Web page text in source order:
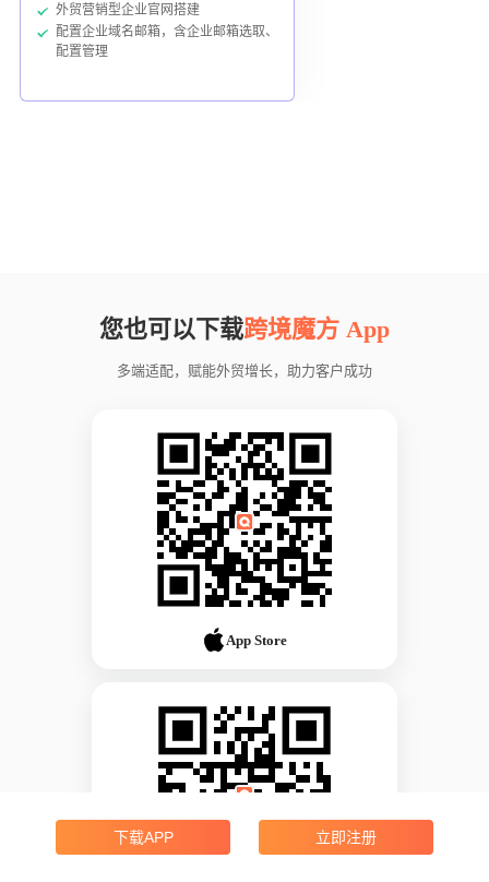
外贸营销型企业官网搭建
配置企业域名邮箱，含企业邮箱选取、
配置管理
您也可以下载跨境魔方 App
多端适配，赋能外贸增长，助力客户成功
App Store
下载APP 立即注册